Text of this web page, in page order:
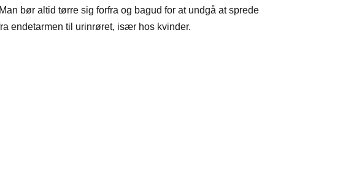
Man bør altid tørre sig forfra og bagud for at undgå at sprede
endetarmen til urinrøret, især hos kvinder.